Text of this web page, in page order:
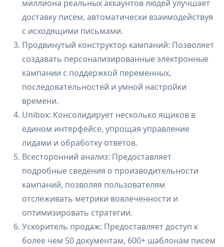
миллиона реальных аккаунтов людей улучшает
доставку писем, автоматически взаимодействуя
с исходящими письмами.
Продвинутый конструктор кампаний: Позволяет
создавать персонализированные электронные
кампании с поддержкой переменных,
последовательностей и умной настройки
времени.
Unibox: Консолидирует несколько ящиков в
едином интерфейсе, упрощая управление
лидами и обработку ответов.
Всесторонний анализ: Предоставляет
подробные сведения о производительности
кампаний, позволяя пользователям
отслеживать метрики вовлеченности и
оптимизировать стратегии.
Ускоритель продаж: Предоставляет доступ к
более чем 50 документам, 600+ шаблонам писем